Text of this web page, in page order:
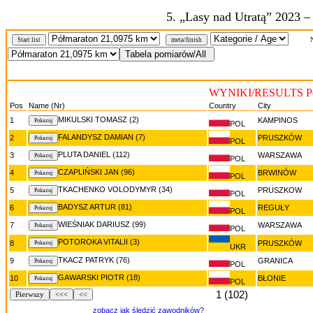
5. „Lasy nad Utratą” 2023
Start list meta/finish
WYNIKI/RESULTS
Pos Name (Nr) Country
City
1
MIKULSKI TOMASZ (2) POL KAMPINOS
2 FALANDYSZ DAMIAN (7) POL PRUSZKÓW
3 PLUTA DANIEL (112) POL WARSZAWA
4 CZAPLIŃSKI JAN (96) POL BRWINÓW
5 TKACHENKO VOLODYMYR (34) POL PRUSZKOW
6 BADYSZ ARTUR (81) POL REGUŁY
7 WIEŚNIAK DARIUSZ (99) POL WARSZAWA
8 POTOROKA VITALII (3)
UKR PRUSZKÓW
9 TKACZ PATRYK (76) POL GRANICA
10 GAWARSKI PIOTR (18) POL BŁONIE
Pierwszy <<< << 1 (102)
zobacz jak śledzić zawodników?